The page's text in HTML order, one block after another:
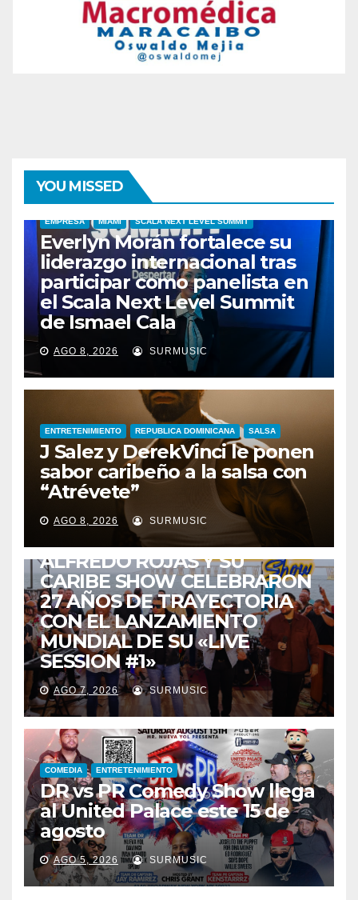
YOU MISSED
EMPRESA MIAMI SCALA NEXT LEVEL SUMMIT
Everlyn Morán fortalece su
liderazgo internacional tras
participar como panelista en
el Scala Next Level Summit
de Ismael Cala
AGO 8, 2026 SURMUSIC
ENTRETENIMIENTO REPUBLICA DOMINICANA SALSA
J Salez y DerekVinci le ponen
sabor caribeño a la salsa con
“Atrévete”
AGO 8, 2026 SURMUSIC
ENTRETENIMIENTO GUARACHA ZULIANA LIVE SESSION
ZULIA
ALFREDO ROJAS Y SU
CARIBE SHOW CELEBRARON
27 AÑOS DE TRAYECTORIA
CON EL LANZAMIENTO
MUNDIAL DE SU «LIVE
SESSION #1»
AGO 7, 2026 SURMUSIC
COMEDIA ENTRETENIMIENTO
DR vs PR Comedy Show llega
al United Palace este 15 de
agosto
AGO 5, 2026 SURMUSIC